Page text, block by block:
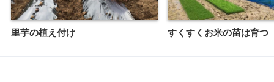
里芋の植え付け すくすくお米の苗は育つ